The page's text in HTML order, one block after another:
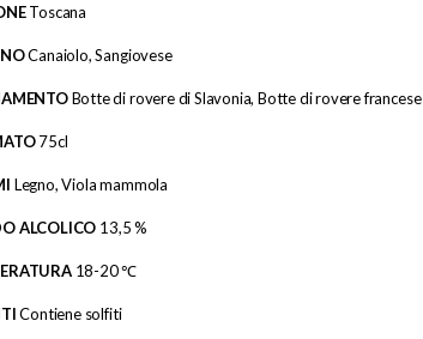
Toscana
Canaiolo, Sangiovese
Botte di rovere di Slavonia, Botte di rovere francese
75cl
Legno, Viola mammola
ALCOLICO 13,5 %
18-20 ℃
Contiene solfiti